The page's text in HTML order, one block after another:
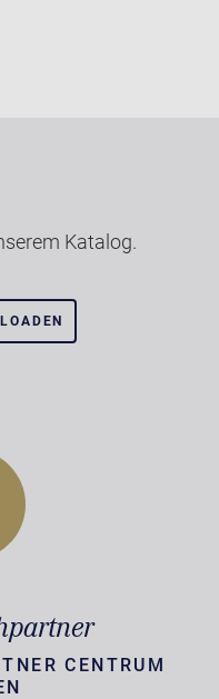
Katalog.
CENTRUM